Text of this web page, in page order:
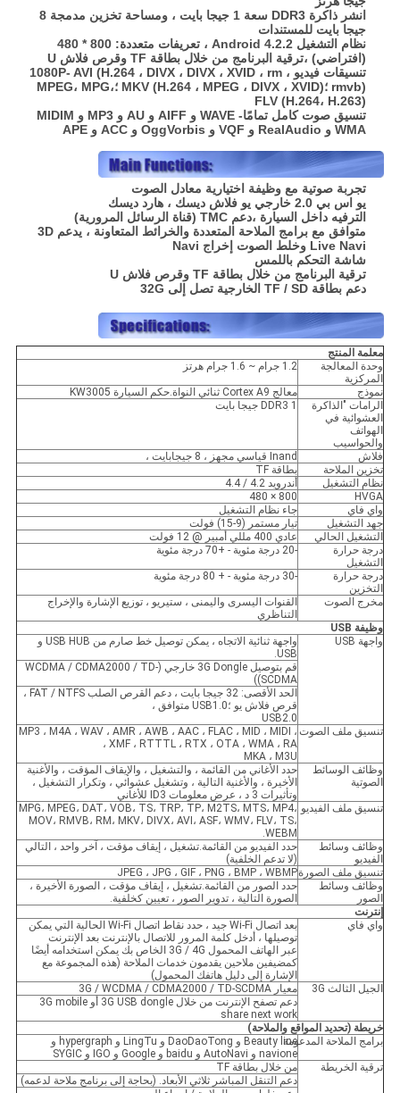
انشر ذاكرة DDR3 سعة 1 جيجا بايت ، ومساحة تخزين مدمجة 8
جيجا بايت للمستندات
نظام التشغيل Android 4.2.2 ، تعريفات متعددة: 800 * 480
(افتراضي) ،ترقية البرنامج من خلال بطاقة TF وقرص فلاش U
تنسيقات فيديو 1080P- AVI (H.264 ، DIVX ، DIVX ، XVID ، rm ،
rmvb) ؛MKV (H.264 ، MPEG ، DIVX ، XVID) ؛MPEG، MPG،
FLV (H.264، H.263)
تنسيق صوت كامل تمامًا- WAVE و AIFF و AU و MP3 و MIDIM
WMA و RealAudio و VQF و OggVorbis و ACC و APE
تجربة صوتية مع وظيفة اختيارية معادل الصوت
يو اس بي 2.0 خارجي يو فلاش ديسك ، هارد ديسك
الترفيه داخل السيارة ،دعم TMC (قناة الرسائل المرورية)
متوافق مع برامج الملاحة المتعددة والخرائط المتعاونة ، يدعم 3D
Live Navi وخلط الصوت إخراج Navi
شاشة التحكم باللمس
ترقية البرنامج من خلال بطاقة TF وقرص فلاش U
دعم بطاقة TF / SD الخارجية تصل إلى 32G
معلمة المنتج
وحدة المعالجة
المركزية
1.2 جرام ~ 1.6 جرام هرتز
نموذج
معالج Cortex A9 ثنائي النواة.حكم السيارة KW3005
الرامات "الذاكرة
العشوائية في
الهواتف
والحواسيب
DDR3 1 جيجا بايت
فلاش
Inand قياسي مجهز ، 8 جيجابايت ،
تخزين الملاحة
بطاقة TF
نظام التشغيل
أندرويد 4.2 / 4.4
HVGA
800 × 480
واي فاي
جاء نظام التشغيل
جهد التشغيل
تيار مستمر (9-15) فولت
التشغيل الحالي
عادي 400 مللي أمبير @ 12 فولت
درجة حرارة
التشغيل
-20 درجة مئوية - +70 درجة مئوية
درجة حرارة
التخزين
-30 درجة مئوية - + 80 درجة مئوية
مخرج الصوت
القنوات اليسرى واليمنى ، ستيريو ، توزيع الإشارة والإخراج
التناظري
وظيفة USB
واجهة USB
واجهة ثنائية الاتجاه ، يمكن توصيل خط صارم من USB HUB و
USB.
قم بتوصيل 3G Dongle خارجي (WCDMA / CDMA2000 / TD-
SCDMA))
الحد الأقصى: 32 جيجا بايت ، دعم القرص الصلب FAT / NTFS ،
قرص فلاش يو ؛USB1.0 متوافق ،
USB2.0
تنسيق ملف الصوت MP3 ، M4A ، WAV ، AMR ، AWB ، AAC ، FLAC ، MID ، MIDI ،
XMF ، RTTTL ، RTX ، OTA ، WMA ، RA ،
MKA ، M3U
وظائف الوسائط
الصوتية
حدد الأغاني من القائمة ، والتشغيل ، والإيقاف المؤقت ، والأغنية
الأخيرة ، والأغنية التالية ، وتشغيل عشوائي ، وتكرار التشغيل ،
وتأثيرات 3 د ، عرض معلومات ID3 للأغاني
تنسيق ملف الفيديو MPG، MPEG، DAT، VOB، TS، TRP، TP، M2TS، MTS، MP4،
MOV، RMVB، RM، MKV، DIVX، AVI، ASF، WMV، FLV، TS،
WEBM.
وظائف وسائط
الفيديو
حدد الفيديو من القائمة.تشغيل ، إيقاف مؤقت ، آخر واحد ، التالي
(لا تدعم الخلفية)
تنسيق ملف الصورةJPEG ، JPG ، GIF ، PNG ، BMP ، WBMP
وظائف وسائط
الصور
حدد الصور من القائمة.تشغيل ، إيقاف مؤقت ، الصورة الأخيرة ،
الصورة التالية ، تدوير الصور ، تعيين كخلفية.
إنترنت
واي فاي
بعد اتصال Wi-Fi جيد ، حدد نقاط اتصال Wi-Fi الحالية التي يمكن
توصيلها ، أدخل كلمة المرور للاتصال بالإنترنت بعد الإنترنت
عبر الهاتف المحمول 3G / 4G الخاص بك يمكن استخدامه أيضًا
كمضيفين ملاحين يقدمون خدمات الملاحة (هذه المجموعة مع
الإشارة إلى دليل هاتفك المحمول)
الجيل الثالث 3G
معيار 3G / WCDMA / CDMA2000 / TD-SCDMA
دعم تصفح الإنترنت من خلال 3G USB dongle أو 3G mobile
share next work
خريطة (تحديد المواقع والملاحة)
برامج الملاحة المدعومة
Beauty line و DaoDaoTong و LingTu و hypergraph و
navione و AutoNavi و baidu و Google و IGO و SYGIC
ترقية الخريطة
من خلال بطاقة TF
دعم التنقل المباشر ثلاثي الأبعاد. (بحاجة إلى برنامج ملاحة لدعمه)